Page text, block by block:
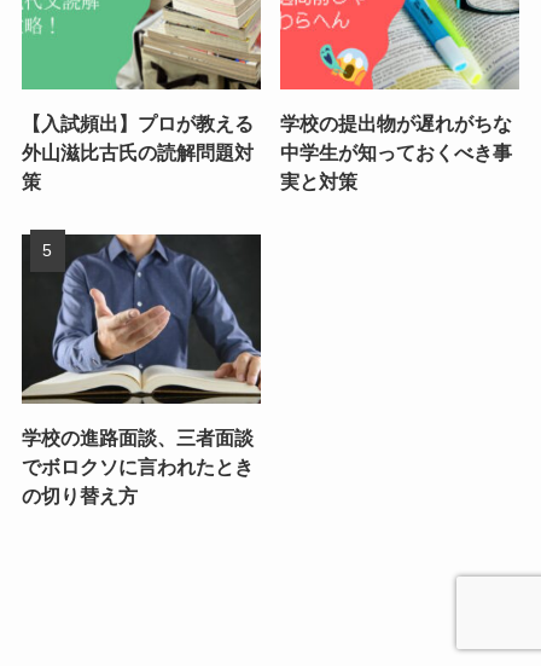
【入試頻出】プロが教える
外山滋比古氏の読解問題対
策
学校の提出物が遅れがちな
中学生が知っておくべき事
実と対策
学校の進路面談、三者面談
でボロクソに言われたとき
の切り替え方